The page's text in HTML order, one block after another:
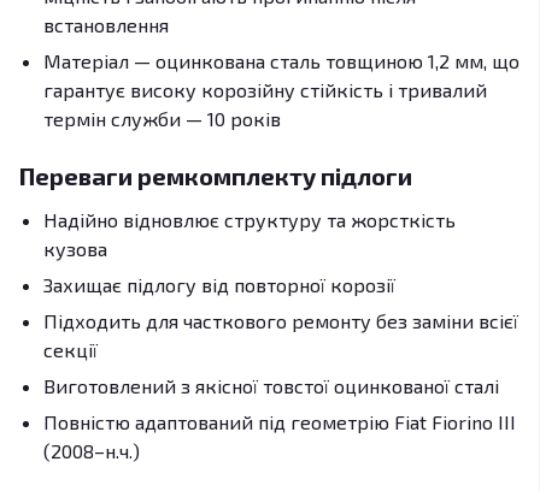
встановлення
Матеріал — оцинкована сталь товщиною 1,2 мм, що
гарантує високу корозійну стійкість і тривалий
термін служби — 10 років
Переваги ремкомплекту підлоги
Надійно відновлює структуру та жорсткість
кузова
Захищає підлогу від повторної корозії
Підходить для часткового ремонту без заміни всієї
секції
Виготовлений з якісної товстої оцинкованої сталі
Повністю адаптований під геометрію Fiat Fiorino III
(2008–н.ч.)